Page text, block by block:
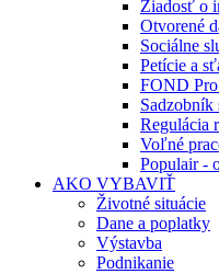
Žiadosť o
Otvorené
Sociálne
Petície a
FOND Pro
Regulácia
Voľné
Populair -
AKO VYBAVIŤ
Životné situácie
Dane a poplatky
Výstavba
Podnikanie